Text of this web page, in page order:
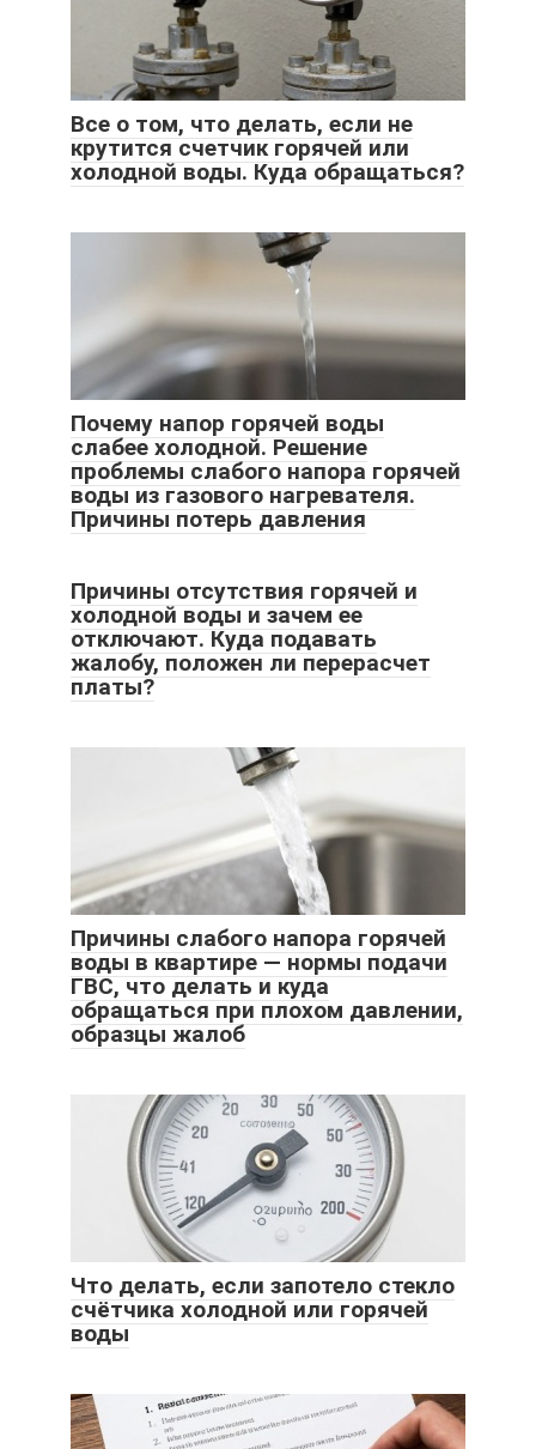
Все о том, что делать, если не
крутится счетчик горячей или
холодной воды. Куда обращаться?
Почему напор горячей воды
слабее холодной. Решение
проблемы слабого напора горячей
воды из газового нагревателя.
Причины потерь давления
Причины отсутствия горячей и
холодной воды и зачем ее
отключают. Куда подавать
жалобу, положен ли перерасчет
платы?
Причины слабого напора горячей
воды в квартире — нормы подачи
ГВС, что делать и куда
обращаться при плохом давлении,
образцы жалоб
Что делать, если запотело стекло
счётчика холодной или горячей
воды